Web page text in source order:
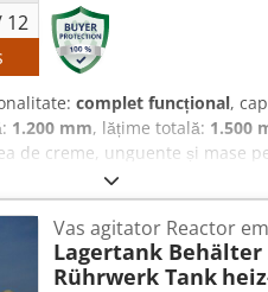
12
complet funcțional,
1.200 mm, lățime totală: 1.500
de creme, unguente și mase
DETALII TEHNICE
Brienz RF 112 M-2
37 Turație: max. 28 rpm
Vas agitator Reactor
Lagertank
Rührwerk Tank